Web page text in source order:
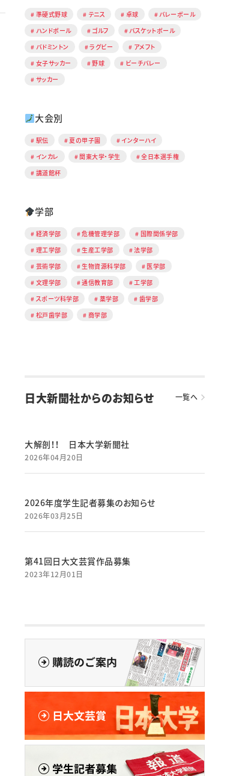
準硬式野球 テニス 卓球
バレーボール
ハンドボール
ゴルフ
バスケットボール
バドミントン
ラグビー
アメフト
女子サッカー
野球
ビーチバレー
サッカー
大会別
駅伝 夏の甲子園
インターハイ
インカレ
関東大学・学生
全日本選手権
講道館杯
学部
経済学部 危機管理学部
国際関係学部
理工学部
生産工学部
法学部
芸術学部
生物資源科学部
医学部
文理学部
通信教育部
工学部
スポーツ科学部
薬学部
歯学部
松戸歯学部
商学部
日大新聞社からのお知らせ 一覧へ
大解剖！！ 日本大学新聞社
2026年04月20日
2026年度学生記者募集のお知らせ
2026年03月25日
第41回日大文芸賞作品募集
2023年12月01日